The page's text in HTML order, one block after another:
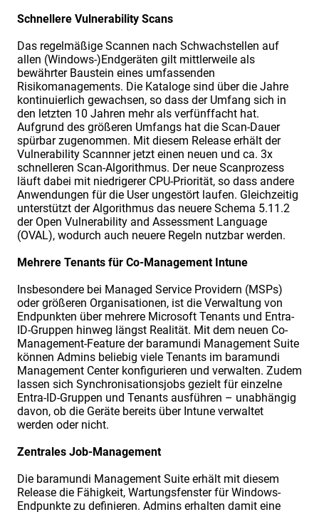
Schnellere Vulnerability Scans
Das regelmäßige Scannen nach Schwachstellen auf
allen (Windows-)Endgeräten gilt mittlerweile als
bewährter Baustein eines umfassenden
Risikomanagements. Die Kataloge sind über die Jahre
kontinuierlich gewachsen, so dass der Umfang sich in
den letzten 10 Jahren mehr als verfünffacht hat.
Aufgrund des größeren Umfangs hat die Scan-Dauer
spürbar zugenommen. Mit diesem Release erhält der
Vulnerability Scannner jetzt einen neuen und ca. 3x
schnelleren Scan-Algorithmus. Der neue Scanprozess
läuft dabei mit niedrigerer CPU-Priorität, so dass andere
Anwendungen für die User ungestört laufen. Gleichzeitig
unterstützt der Algorithmus das neuere Schema 5.11.2
der Open Vulnerability and Assessment Language
(OVAL), wodurch auch neuere Regeln nutzbar werden.
Mehrere Tenants für Co-Management Intune
Insbesondere bei Managed Service Providern (MSPs)
oder größeren Organisationen, ist die Verwaltung von
Endpunkten über mehrere Microsoft Tenants und Entra-
ID-Gruppen hinweg längst Realität. Mit dem neuen Co-
Management-Feature der baramundi Management Suite
können Admins beliebig viele Tenants im baramundi
Management Center konfigurieren und verwalten. Zudem
lassen sich Synchronisationsjobs gezielt für einzelne
Entra-ID-Gruppen und Tenants ausführen – unabhängig
davon, ob die Geräte bereits über Intune verwaltet
werden oder nicht.
Zentrales Job-Management
Die baramundi Management Suite erhält mit diesem
Release die Fähigkeit, Wartungsfenster für Windows-
Endpunkte zu definieren. Admins erhalten damit eine